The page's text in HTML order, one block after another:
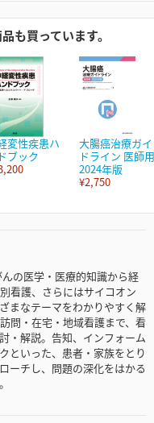
も買っています。
変性疾患ハ
ブック
大腸癌治療ガイ
ドライン 医師用
2024年版
¥2,750
の医学・医療的知識から経
看護、さらにはサイコオン
まなテーマをわかりやすく解
問・在宅・地域看護まで、看
・解説。告知、インフォーム
といった、患者・家族をとり
ーチし、問題の深化をはかる